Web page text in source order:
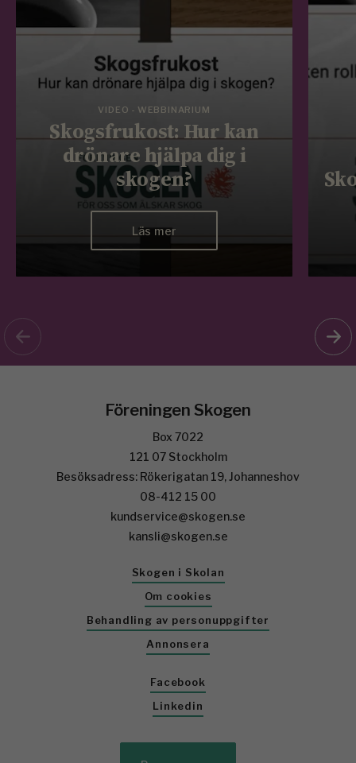
VIDEO - WEBBINARIUM
Skogsfrukost: Hur kan
drönare hjälpa dig i
skogen?
Läs mer
Föreningen Skogen
Box 7022
121 07 Stockholm
Besöksadress: Rökerigatan 19, Johanneshov
08-412 15 00
kundservice@skogen.se
kansli@skogen.se
Skogen i Skolan
Om cookies
Behandling av personuppgifter
Annonsera
Facebook
Linkedin